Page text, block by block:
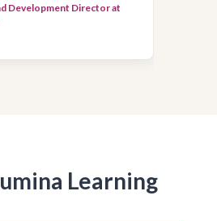
Development Director at
Learning